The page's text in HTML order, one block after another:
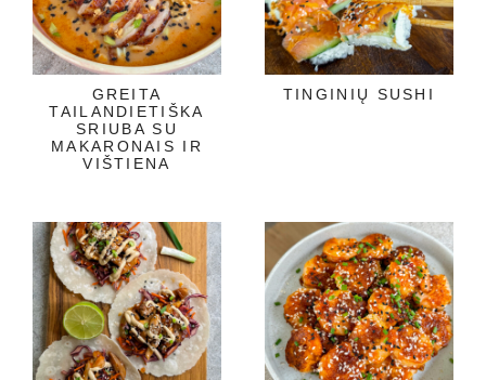
GREITA
TAILANDIETIŠKA
SRIUBA SU
MAKARONAIS IR
VIŠTIENA
TINGINIŲ SUSHI